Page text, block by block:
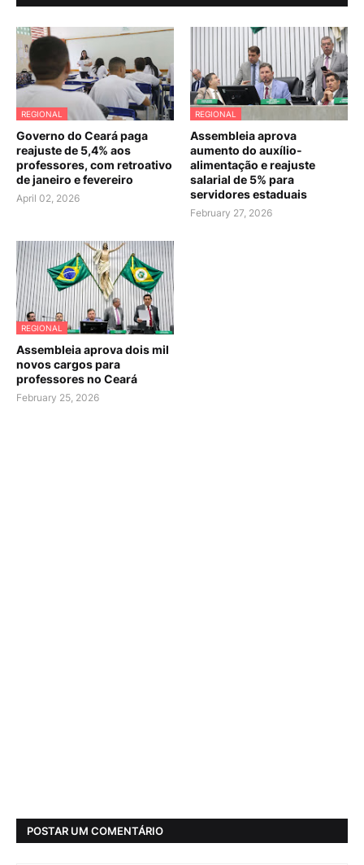
REGIONAL
Governo do Ceará paga
reajuste de 5,4% aos
professores, com retroativo
de janeiro e fevereiro
April 02, 2026
REGIONAL
Assembleia aprova
aumento do auxílio-
alimentação e reajuste
salarial de 5% para
servidores estaduais
February 27, 2026
REGIONAL
Assembleia aprova dois mil
novos cargos para
professores no Ceará
February 25, 2026
POSTAR UM COMENTÁRIO